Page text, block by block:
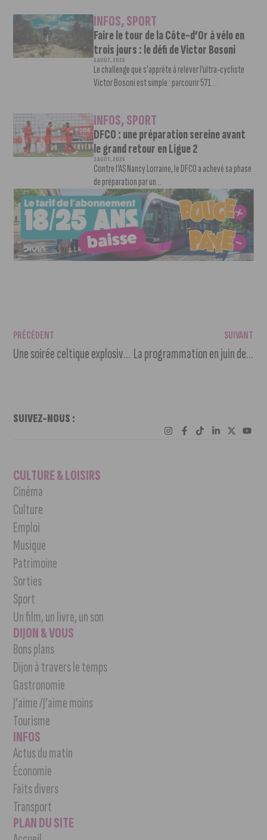
INFOS,SPORT
Faire le tour de la Côte-d’Or à vélo en
trois jours : le défi de Victor Bosoni
5 AOÛT, 2026
Le challenge que s’apprête à relever l’ultra-cycliste
Victor Bosoni est simple : parcourir 571...
INFOS,SPORT
DFCO : une préparation sereine avant
le grand retour en Ligue 2
3 AOÛT, 2026
Contre l’AS Nancy Lorraine, le DFCO a achevé sa phase
de préparation par un...
PRÉCÉDENT
Une soirée celtique explosive à ne pas manquer à la Cervoiserie Dijon
SUIVANT
La programmation en juin des Jeudi’jonnais
SUIVEZ-NOUS :
CULTURE & LOISIRS
Cinéma
Culture
Emploi
Musique
Patrimoine
Sorties
Sport
Un film, un livre, un son
DIJON & VOUS
Bons plans
Dijon à travers le temps
Gastronomie
J’aime /J’aime moins
Tourisme
INFOS
Actus du matin
Économie
Faits divers
Transport
PLAN DU SITE